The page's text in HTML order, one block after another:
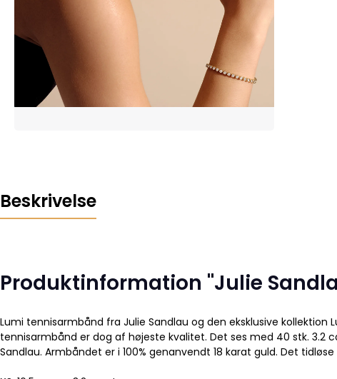
Beskrivelse
Produktinformation "Julie
Lumi tennisarmbånd fra Julie Sandlau og den eksklusive
tennisarmbånd er dog af højeste kvalitet. Det ses med 40 stk. 3.2
Sandlau. Armbåndet er i 100% genanvendt 18 karat guld. Det